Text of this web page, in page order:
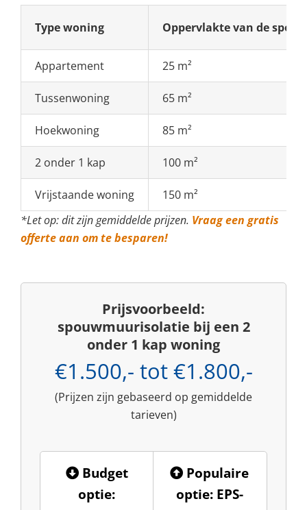
Type woning Oppervlakte van de
Appartement 25 m²
Tussenwoning 65 m²
Hoekwoning 85 m²
2 onder 1 kap 100 m²
Vrijstaande woning
150 m²
*Let op: dit zijn gemiddelde prijzen. Vraag een gratis
offerte aan om te besparen!
Prijsvoorbeeld:
spouwmuurisolatie bij een 2
onder 1 kap woning
€1.500,- tot €1.800,-
(Prijzen zijn gebaseerd op gemiddelde
tarieven)
Budget
optie:
Populaire
optie: EPS-